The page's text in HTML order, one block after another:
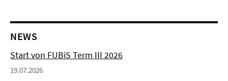
NEWS
Start von FUBiS Term III 2026
19.07.2026